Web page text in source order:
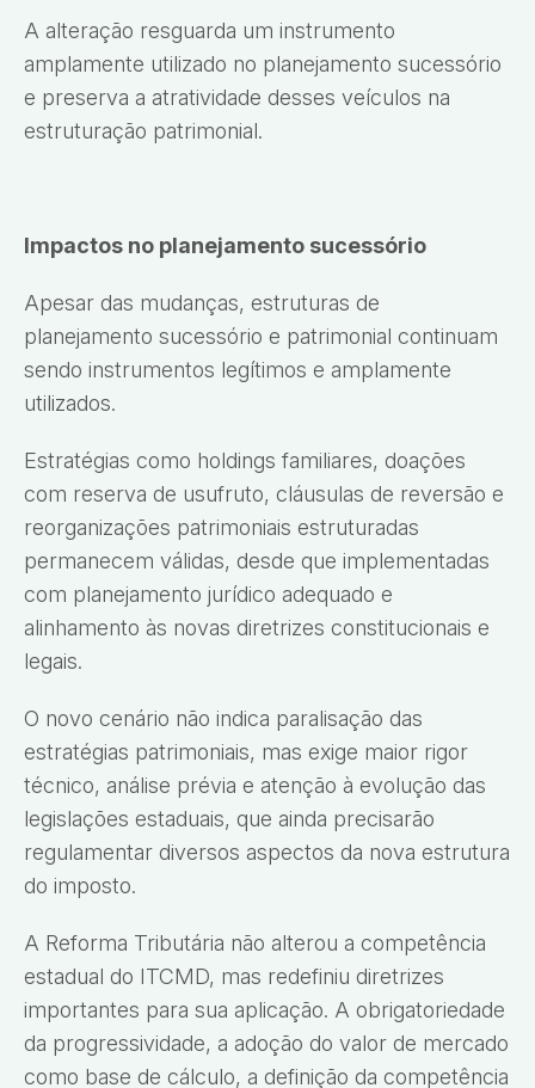
A alteração resguarda um instrumento
amplamente utilizado no planejamento sucessório
e preserva a atratividade desses veículos na
estruturação patrimonial.
Impactos no planejamento sucessório
Apesar das mudanças, estruturas de
planejamento sucessório e patrimonial continuam
sendo instrumentos legítimos e amplamente
utilizados.
Estratégias como holdings familiares, doações
com reserva de usufruto, cláusulas de reversão e
reorganizações patrimoniais estruturadas
permanecem válidas, desde que implementadas
com planejamento jurídico adequado e
alinhamento às novas diretrizes constitucionais e
legais.
O novo cenário não indica paralisação das
estratégias patrimoniais, mas exige maior rigor
técnico, análise prévia e atenção à evolução das
legislações estaduais, que ainda precisarão
regulamentar diversos aspectos da nova estrutura
do imposto.
A Reforma Tributária não alterou a competência
estadual do ITCMD, mas redefiniu diretrizes
importantes para sua aplicação. A obrigatoriedade
da progressividade, a adoção do valor de mercado
como base de cálculo, a definição da competência